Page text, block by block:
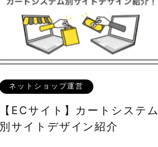
ネットショップ運営
【ECサイト】カートシステム
別サイトデザイン紹介